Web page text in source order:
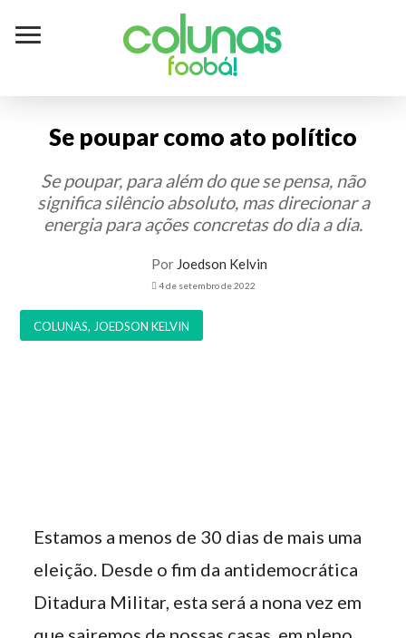
Colunas
foobá!
Se poupar como ato político
Se poupar, para além do que se pensa, não
significa silêncio absoluto, mas direcionar a
energia para ações concretas do dia a dia.
Por Joedson Kelvin
4 de setembro de 2022
COLUNAS, JOEDSON KELVIN
Estamos a menos de 30 dias de mais uma
eleição. Desde o fim da antidemocrática
Ditadura Militar, esta será a nona vez em